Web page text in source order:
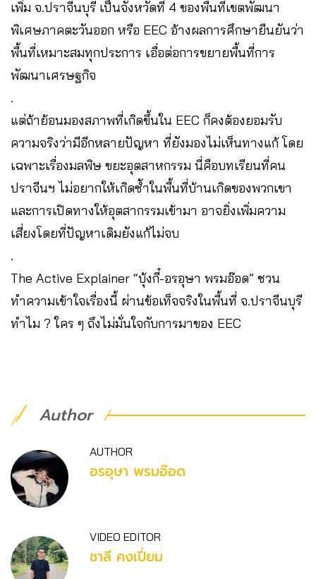
เพิ่ม จ.ปราจีนบุรี เป็นจังหวัดที่ 4 ของพื้นที่เขตพัฒนา
พิเศษภาคตะวันออก หรือ EEC อ้างผลการศึกษายืนยันว่า
พื้นที่เหมาะสมทุกประการ เอื่อต่อการขยายพื้นที่การ
พัฒนาเศรษฐกิจ
.
แต่ถ้าย้อนมองสภาพที่เกิดขึ้นใน EEC ก็คงต้องยอมรับ
ความจริงว่ามีอีกหลายปัญหา ที่ยังมองไม่เห็นทางแก้ โดย
เฉพาะเรื่องมลพิษ ขยะอุตสาหกรรม นี่คือบทเรียนที่คน
ปราจีนฯ ไม่อยากให้เกิดซ้ำในพื้นที่บ้านเกิดของพวกเขา
และการเปิดทางให้อุตสากรรมเข้ามา อาจยิ่งเพิ่มความ
เสี่ยงโดยที่ปัญหาเดิมยังแก้ไม่จบ
.
The Active Explainer “บุ้งกี๋-อรอุษา พรมอ๊อด” ชวน
ทำความเข้าใจเรื่องนี้ ผ่านข้อเท็จจริงในพื้นที่ จ.ปราจีนบุรี
ทำไม ? ใคร ๆ ถึงไม่มั่นใจกับการมาของ EEC
Author
AUTHOR
อรอุษา พรมอ๊อด
VIDEO EDITOR
ชาลี คงเปี่ยม